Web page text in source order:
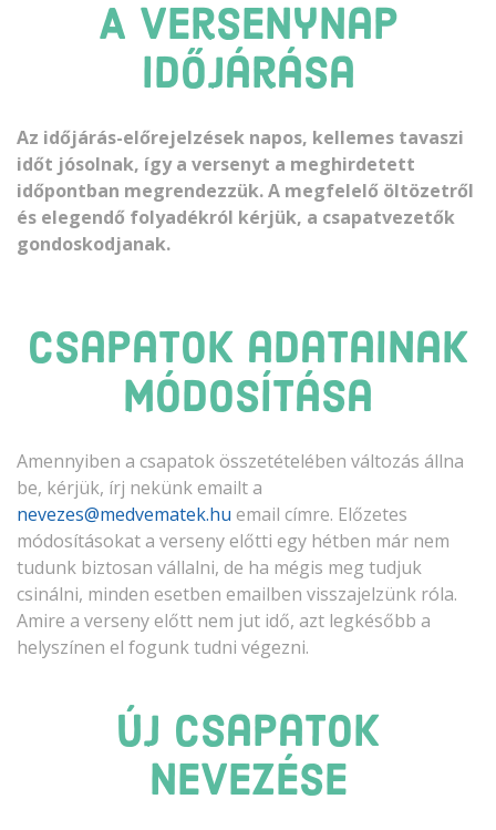
A versenynap
időjárása
Az időjárás-előrejelzések napos, kellemes tavaszi
időt jósolnak, így a versenyt a meghirdetett
időpontban megrendezzük. A megfelelő öltözetről
és elegendő folyadékról kérjük, a csapatvezetők
gondoskodjanak.
Csapatok adatainak
módosítása
Amennyiben a csapatok összetételében változás állna
be, kérjük, írj nekünk emailt a
email címre. Előzetes
módosításokat a verseny előtti egy hétben már nem
tudunk biztosan vállalni, de ha mégis meg tudjuk
csinálni, minden esetben emailben visszajelzünk róla.
Amire a verseny előtt nem jut idő, azt legkésőbb a
helyszínen el fogunk tudni végezni.
Új csapatok
nevezése